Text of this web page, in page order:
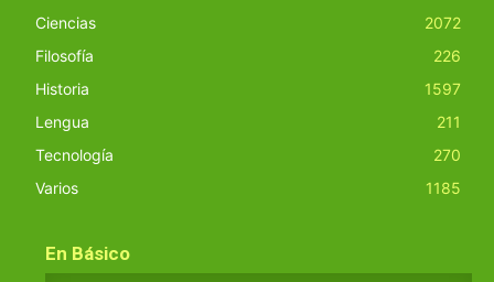
Ciencias
2072
Filosofía
226
Historia
1597
Lengua
211
Tecnología
270
Varios
1185
En Básico